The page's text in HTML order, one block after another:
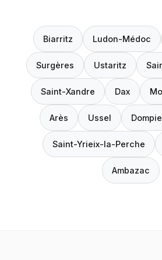
Biarritz Ludon-Médoc
Surgères Ustaritz
Saint-Xandre Dax
Arès Ussel
Saint-Yrieix-la-Perche
Ambazac